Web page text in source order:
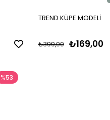
TREND KÜPE MODELİ
₺169,00
₺399,00
%53